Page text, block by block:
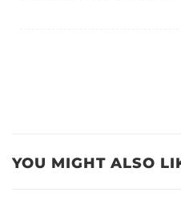
YOU MIGHT ALSO